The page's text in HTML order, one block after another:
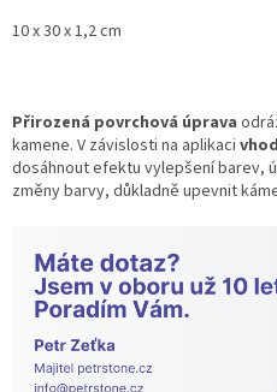
10 x 30 x 1,2 cm
Přirozená povrchová úprava
kamene. V závislosti na aplikaci
dosáhnout efektu vylepšení barev,
změny barvy, důkladně upevnit